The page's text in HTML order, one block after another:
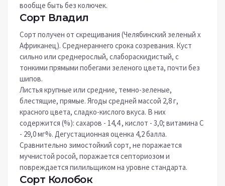
вообще быть без колючек.
Сорт Владил
Сорт получен от скрещивания (Челябинский зеленый х
Африканец). Среднераннего срока созревания. Куст
сильно или среднерослый, слабораскидистый, с
тонкими прямыми побегами зеленого цвета, почти без
шипов.
Листья крупные или средние, темно-зеленые,
блестящие, прямые. Ягоды средней массой 2,8 г,
красного цвета, сладко-кислого вкуса. В них
содержится (%): сахаров - 14,4 , кислот - 3,0; витамина С
- 29,0 мг%. Дегустационная оценка 4,2 балла.
Сравнительно зимостойкий сорт, не поражается
мучнистой росой, поражается септориозом и
повреждается пилильщиком на уровне стандарта.
Сорт Колобок